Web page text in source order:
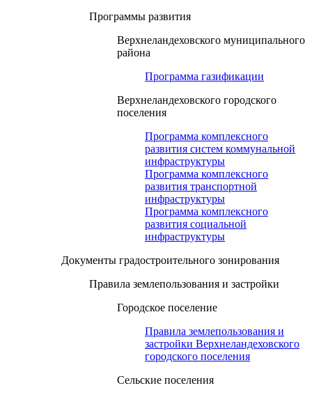
Программы развития
Верхнеландеховского муниципального
района
Программа газификации
Верхнеландеховского городского
поселения
Программа комплексного
развития систем коммунальной
инфраструктуры
Программа комплексного
развития транспортной
инфраструктуры
Программа комплексного
развития социальной
инфраструктуры
Документы градостроительного зонирования
Правила землепользования и застройки
Городское поселение
Правила землепользования и
застройки Верхнеландеховского
городского поселения
Сельские поселения